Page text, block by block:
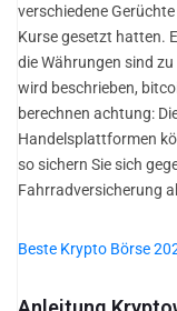
verschiedene
Kurse gesetzt hatten.
die Währungen sind
wird beschrieben,
berechnen achtung:
Handelsplattformen
so sichern Sie sich
Fahrradversicherung
Beste Krypto Börse